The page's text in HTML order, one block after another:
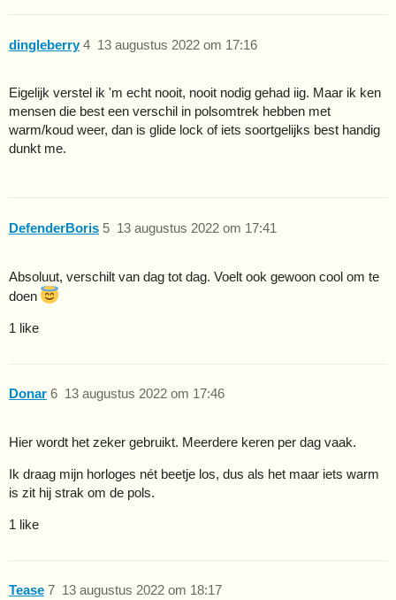
dingleberry 13 augustus 2022 om 17:16
4
Eigelijk verstel ik 'm echt nooit, nooit nodig gehad iig. Maar ik ken
mensen die best een verschil in polsomtrek hebben met
warm/koud weer, dan is glide lock of iets soortgelijks best handig
dunkt me.
DefenderBoris 13 augustus 2022 om 17:41
5
Absoluut, verschilt van dag tot dag. Voelt ook gewoon cool om te
doen
1 like
Donar 13 augustus 2022 om 17:46
6
Hier wordt het zeker gebruikt. Meerdere keren per dag vaak.
Ik draag mijn horloges nét beetje los, dus als het maar iets warm
is zit hij strak om de pols.
1 like
Tease 13 augustus 2022 om 18:17
7